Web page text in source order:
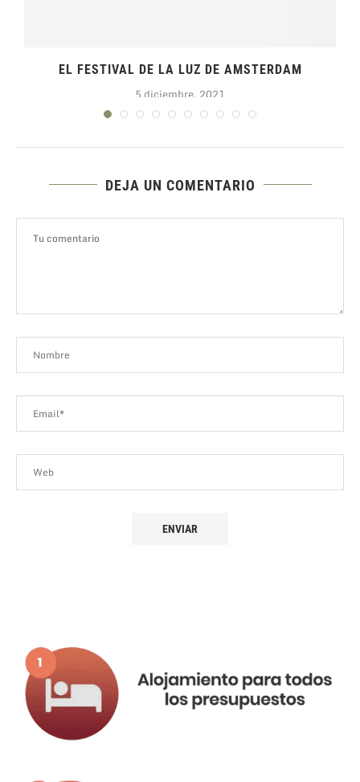
EL FESTIVAL DE LA LUZ DE AMSTERDAM
5 diciembre, 2021
DEJA UN COMENTARIO